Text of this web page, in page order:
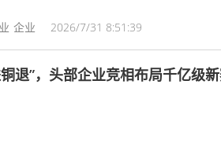
2026/7/31 8:51:39
企业
退”，头部企业竞相布局千亿级